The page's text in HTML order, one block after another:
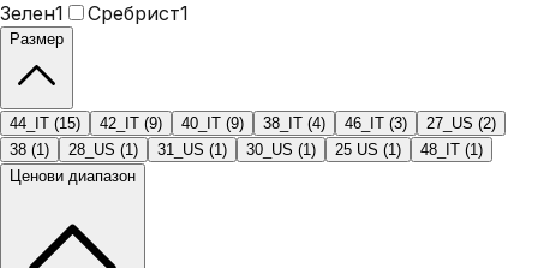
Зелен1 Сребрист1
Размер
44_IT (15) 42_IT (9) 40_IT (9) 38_IT (4) 46_IT (3) 27_US (2)
38 (1) 28_US (1) 31_US (1) 30_US (1) 25 US (1) 48_IT (1)
Ценови диапазон